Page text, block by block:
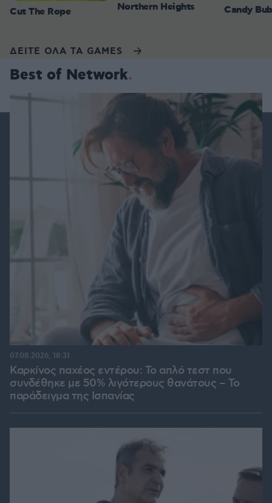
Cut The Rope Northern Heights Candy
ΔΕΙΤΕ ΟΛΑ ΤΑ GAMES
Best of Network
Καρκίνος παχέος εντέρου: Το απλό τεστ που
συνδέθηκε με 50% λιγότερους θανάτους – Το
παράδειγμα της Ισπανίας
07.08.2026, 18:31